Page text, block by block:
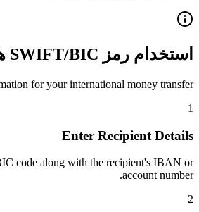
استخدام رمز SWIFT/BIC هذا
for your international money transfer
1
Enter Recipient Details
code along with the recipient's IBAN or
account number.
2